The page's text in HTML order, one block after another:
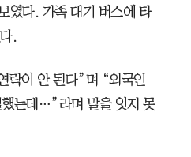
였다. 가족 대기 버스에 타
.
락이 안 된다”며 “외국인
했는데…”라며 말을 잇지 못